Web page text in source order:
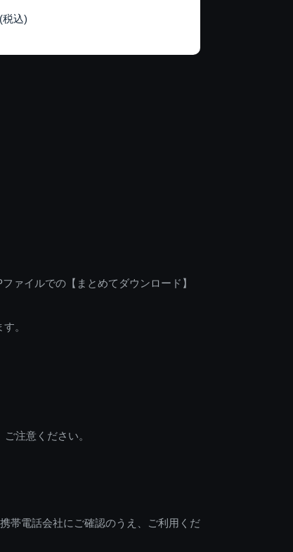
税込)
ァイルでの【まとめてダウンロード】
。
注意ください。
帯電話会社にご確認のうえ、ご利用くだ